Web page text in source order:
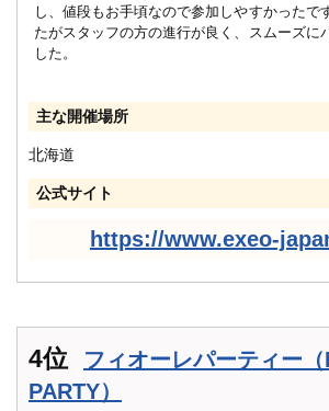
し、値段もお手頃なので参加しやすかったで
たがスタッフの方の進行が良く、スムーズに
した。
主な開催場所
北海道
公式サイト
https://www.exeo-
4位
フィオーレパーティー
PARTY）